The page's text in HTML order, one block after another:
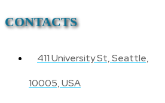
CONTACTS
411 University St, Seattle,
10005, USA